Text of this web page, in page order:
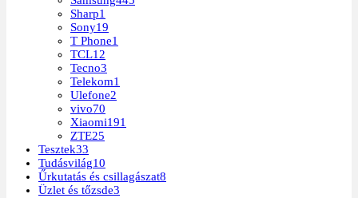
Sharp1
Sony19
T Phone1
TCL12
Tecno3
Telekom1
Ulefone2
vivo70
Xiaomi191
ZTE25
Tesztek33
Tudásvilág10
Űrkutatás és csillagászat8
Üzlet és tőzsde3